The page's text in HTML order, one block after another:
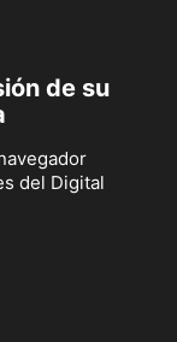
de su
del Digital